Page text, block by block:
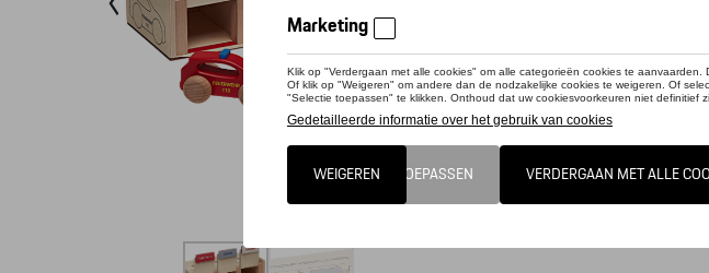
Houten hulpverleners speelgoedset
Spoedarts auto (vorm van Porsche Taycan -